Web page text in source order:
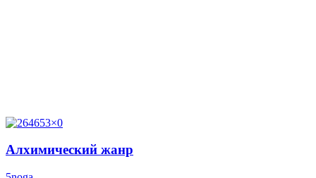
Алхимический жанр